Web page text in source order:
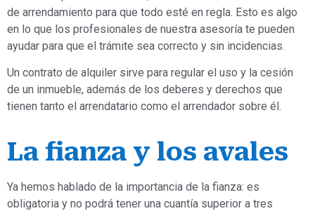
de arrendamiento para que todo esté en regla. Esto es algo
en lo que los profesionales de nuestra asesoría te pueden
ayudar para que el trámite sea correcto y sin incidencias.
Un contrato de alquiler sirve para regular el uso y la cesión
de un inmueble, además de los deberes y derechos que
tienen tanto el arrendatario como el arrendador sobre él.
La fianza y los avales
Ya hemos hablado de la importancia de la fianza: es
obligatoria y no podrá tener una cuantía superior a tres